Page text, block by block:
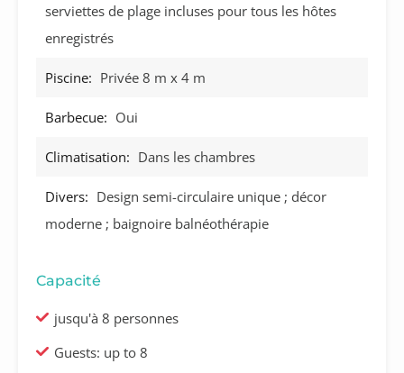
serviettes de plage incluses pour tous les hôtes
enregistrés
Piscine: Privée 8 m x 4 m
Barbecue: Oui
Climatisation: Dans les chambres
Divers: Design semi-circulaire unique ; décor
moderne ; baignoire balnéothérapie
Capacité
jusqu'à 8 personnes
Guests: up to 8